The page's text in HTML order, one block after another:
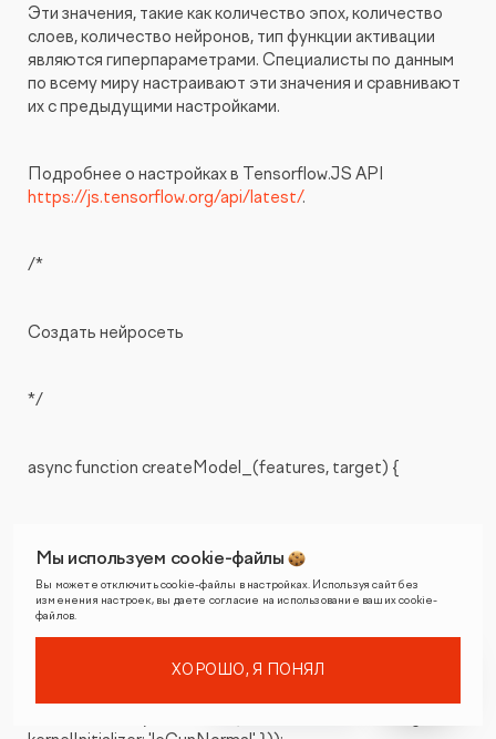
Эти значения, такие как количество эпох, количество
слоев, количество нейронов, тип функции активации
являются гиперпараметрами. Специалисты по данным
по всему миру настраивают эти значения и сравнивают
их с предыдущими настройками.
Подробнее о настройках в Tensorflow.JS API
https://js.tensorflow.org/api/latest/.
/*
Создать нейросеть
*/
async function createModel_(features, target) {
model.add(tf.layers.dense({units: 50, activation: "sigmoid",
kernelInitializer: 'leCunNormal', inputShape:
Мы используем cookie-файлы
Вы можете отключить cookie-файлы в настройках. Используя сайт без
изменения настроек, вы даете согласие на использование ваших cookie-
файлов.
ХОРОШО, Я ПОНЯЛ